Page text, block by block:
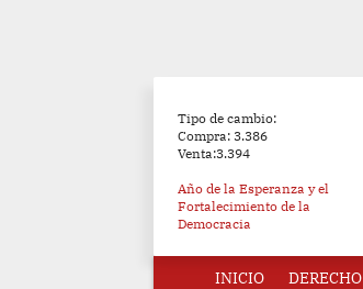
Tipo de cambio:
Compra: 3.386
Venta:3.394
Año de la Esperanza y el
Fortalecimiento de la
Democracia
INICIO DERECHO